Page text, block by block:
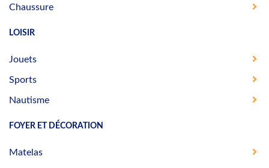
Chaussure
LOISIR
Jouets
Sports
Nautisme
FOYER ET DÉCORATION
Matelas